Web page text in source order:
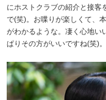
にホストクラブの紹介と接客
で(笑)。お喋りが楽しくて、
がわかるような。凄く心地い
ぱりその方がいいですね(笑)。